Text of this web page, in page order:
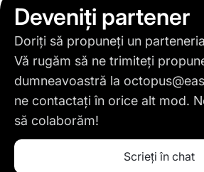
Deveniți partener
Doriți să propuneți un
Vă rugăm să ne trimiteți
dumneavoastră la
ne contactați în orice alt mod.
să colaborăm!
Scrieți în chat